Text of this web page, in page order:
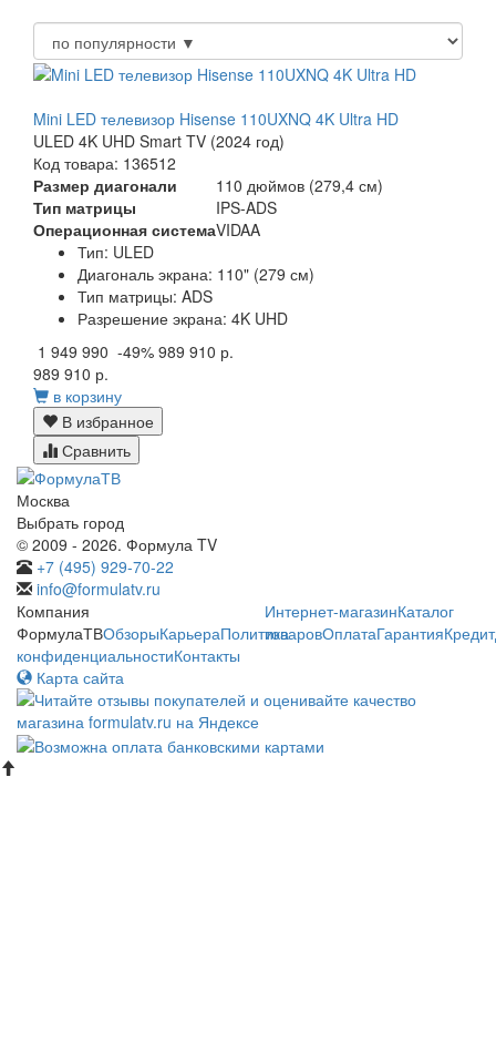
Mini LED телевизор Hisense 110UXNQ 4K Ultra HD
ULED 4K UHD Smart TV (2024 год)
Код товара: 136512
Размер диагонали
110 дюймов (279,4 см)
Тип матрицы
IPS-ADS
Операционная системаVIDAA
Тип: ULED
Диагональ экрана: 110" (279 см)
Тип матрицы: ADS
Разрешение экрана: 4K UHD
1 949 990 -49% 989 910 р.
989 910 р.
в корзину
В избранное
Сравнить
Москва
Выбрать город
© 2009 - 2026. Формула TV
+7 (495) 929-70-22
info@formulatv.ru
Компания
ФормулаТВОбзорыКарьераПолитика
конфиденциальностиКонтакты
Интернет-магазинКаталог
товаровОплатаГарантияКредит
Карта сайта